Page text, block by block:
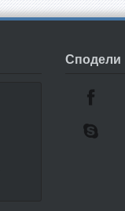
Сподели